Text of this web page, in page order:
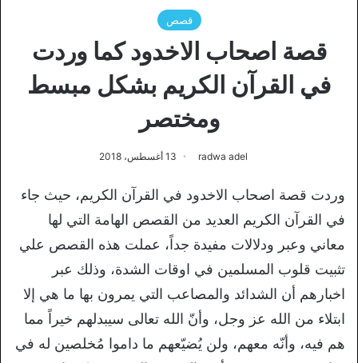
قصص
قصة اصحاب الاخدود كما وردت
في القرآن الكريم بشكل مبسط
ومختصر
radwa adel 13 أغسطس، 2018
وردت قصة اصحاب الاخدود في القرآن الكريم، حيث جاء
في القرآن الكريم العديد من القصص الهامة التي لها
معاني وعبر ودلالات مفيدة جداً، عملت هذه القصص علي
تثبيت قلوب المسلمين في اوقات الشدة، وذلك عبر
اخبارهم أن الشدائد والمصاعب التي يمرون بها ما هي إلا
ابتلاء من الله عز وجل، وأنّ الله تعالى سيبدلهم خيراً مما
هم فيه، وأنّه معهم، ولن يُضيّعهم ما داموا مُخلصين له في